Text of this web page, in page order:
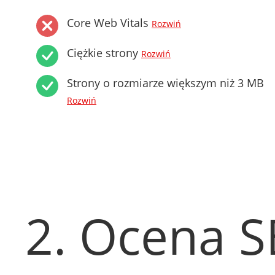
Core Web Vitals Rozwiń
Ciężkie strony Rozwiń
Strony o rozmiarze większym niż 3 MB
Rozwiń
2. Ocena